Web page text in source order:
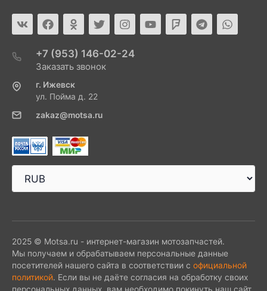
+7 (953) 146-02-24
Заказать звонок
г. Ижевск
ул. Пойма д. 22
zakaz@motsa.ru
2025 © Motsa.ru - интернет-магазин мотозапчастей.
Мы получаем и обрабатываем персональные данные
посетителей нашего сайта в соответствии с официальной
политикой. Если вы не даёте согласия на обработку своих